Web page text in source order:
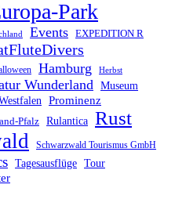
Park
Events EXPEDITION R
Hamburg Herbst
Wunderland Museum
Prominenz
Pfalz Rulantica Rust
Schwarzwald Tourismus GmbH
Tagesausflüge Tour